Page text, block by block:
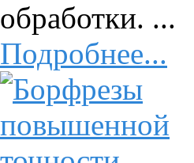
обработки. ...
Подробнее...